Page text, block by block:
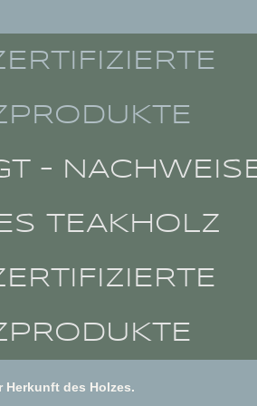
–
TEAKHOLZ
des Holzes.